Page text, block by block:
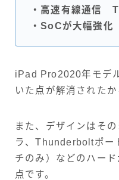
・高速有線通信
・SoCが大幅強化
iPad Pro2020年モデ
いた点が解消されたか
また、デザインはそ
ラ、Thunderboltポー
チのみ）などのハー
点です。